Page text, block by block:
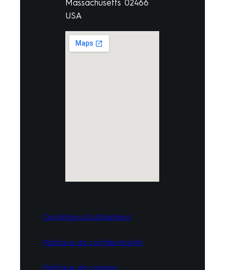
Massachusetts 02466
USA
Conditions d’utilisations
Politique de confidentialité
Politique de cookies